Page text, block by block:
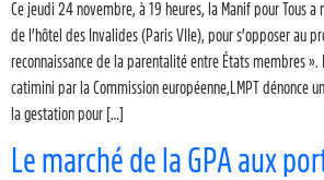
Ce jeudi 24 novembre, à 19 heures, la Manif pour Tous
de l’hôtel des Invalides (Paris VIIe), pour s’opposer au
reconnaissance de la parentalité entre États membres
catimini par la Commission européenne,LMPT dénonce
la gestation pour […]
Le marché de la GPA aux